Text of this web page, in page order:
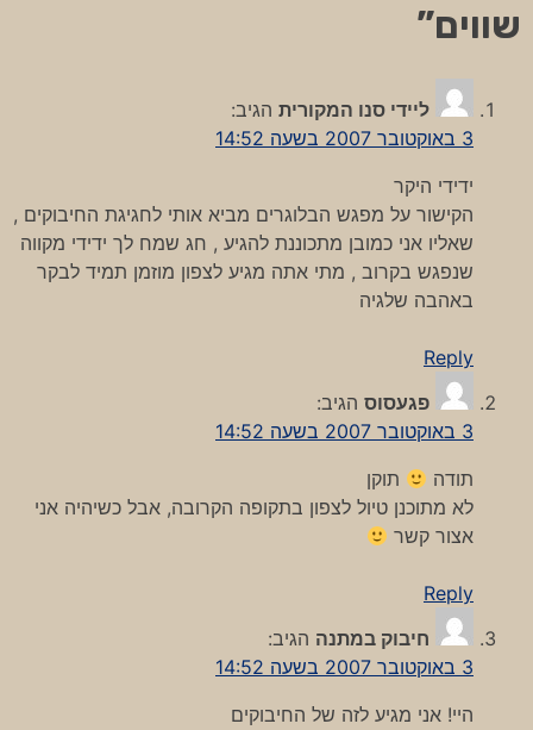
שווים”
ליידי סנו המקורית הגיב:
3 באוקטובר 2007 בשעה 14:52
ידידי היקר
הקישור על מפגש הבלוגרים מביא אותי לחגיגת החיבוקים ,
שאליו אני כמובן מתכוננת להגיע , חג שמח לך ידידי מקווה
שנפגש בקרוב , מתי אתה מגיע לצפון מוזמן תמיד לבקר
באהבה שלגיה
Reply
פגעסוס הגיב:
3 באוקטובר 2007 בשעה 14:52
תודה
תוקן
לא מתוכנן טיול לצפון בתקופה הקרובה, אבל כשיהיה אני
אצור קשר
Reply
חיבוק במתנה הגיב:
3 באוקטובר 2007 בשעה 14:52
היי! אני מגיע לזה של החיבוקים